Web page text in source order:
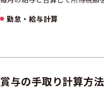
勤怠・給与計算
賞与の手取り計算方